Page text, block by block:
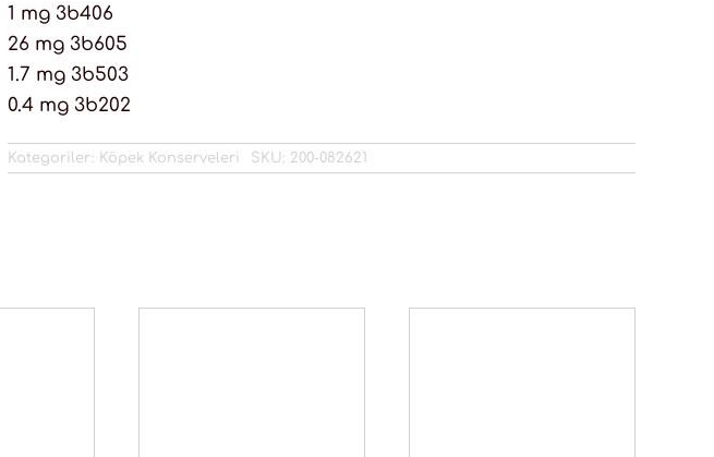
1 mg 3b406
26 mg 3b605
1.7 mg 3b503
0.4 mg 3b202
Kategoriler: Köpek Konserveleri SKU: 200-082621